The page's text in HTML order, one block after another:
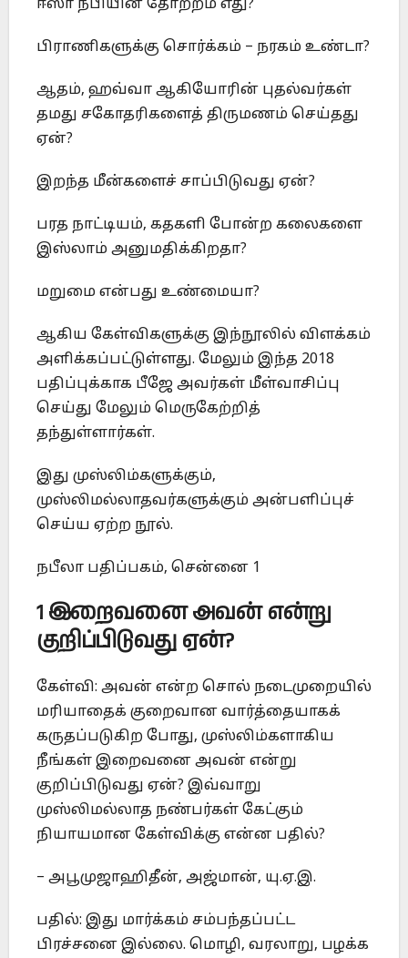
ஈஸா நபியின் தோற்றம் எது?
பிராணிகளுக்கு சொர்க்கம் – நரகம் உண்டா?
ஆதம், ஹவ்வா ஆகியோரின் புதல்வர்கள்
தமது சகோதரிகளைத் திருமணம் செய்தது
ஏன்?
இறந்த மீன்களைச் சாப்பிடுவது ஏன்?
பரத நாட்டியம், கதகளி போன்ற கலைகளை
இஸ்லாம் அனுமதிக்கிறதா?
மறுமை என்பது உண்மையா?
ஆகிய கேள்விகளுக்கு இந்நூலில் விளக்கம்
அளிக்கப்பட்டுள்ளது. மேலும் இந்த 2018
பதிப்புக்காக பீஜே அவர்கள் மீள்வாசிப்பு
செய்து மேலும் மெருகேற்றித்
தந்துள்ளார்கள்.
இது முஸ்லிம்களுக்கும்,
முஸ்லிமல்லாதவர்களுக்கும் அன்பளிப்புச்
செய்ய ஏற்ற நூல்.
நபீலா பதிப்பகம், சென்னை 1
1 இறைவனை அவன் என்று
குறிப்பிடுவது ஏன்?
கேள்வி: அவன் என்ற சொல் நடைமுறையில்
மரியாதைக் குறைவான வார்த்தையாகக்
கருதப்படுகிற போது, முஸ்லிம்களாகிய
நீங்கள் இறைவனை அவன் என்று
குறிப்பிடுவது ஏன்? இவ்வாறு
முஸ்லிமல்லாத நண்பர்கள் கேட்கும்
நியாயமான கேள்விக்கு என்ன பதில்?
– அபூமுஜாஹிதீன், அஜ்மான், யு.ஏ.இ.
பதில்: இது மார்க்கம் சம்பந்தப்பட்ட
பிரச்சனை இல்லை. மொழி, வரலாறு, பழக்க